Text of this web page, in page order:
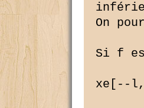
On
Si f
xe[--